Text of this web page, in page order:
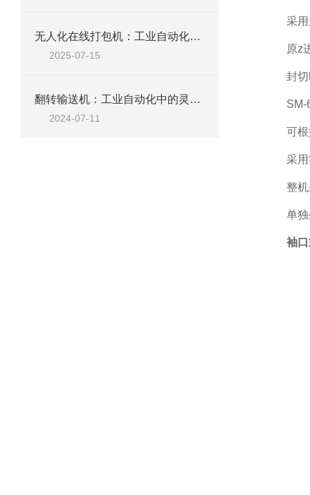
采
原z
封
SM-
可
采
整
单
袖
无人化在线打包机：工业自动化的璀璨之星
2025-07-15
翻转输送机：工业自动化中的灵活转换器
2024-07-11